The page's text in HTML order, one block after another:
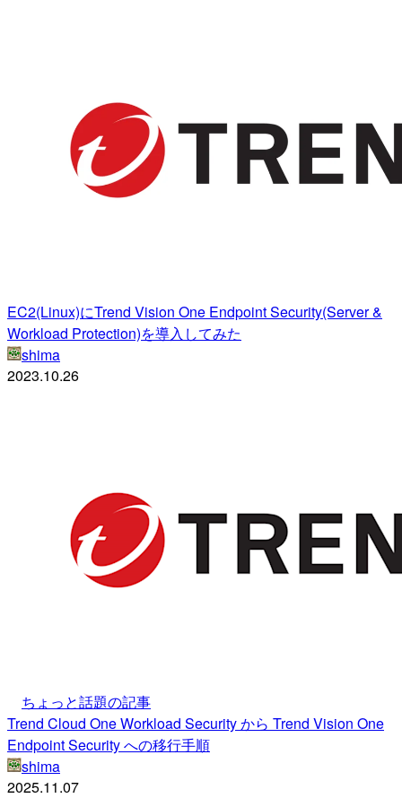
EC2(Linux)にTrend Vision One Endpoint Security(Server &
Workload Protection)を導入してみた
shima
2023.10.26
ちょっと話題の記事
Trend Cloud One Workload Security から Trend Vision One
Endpoint Security への移行手順
shima
2025.11.07